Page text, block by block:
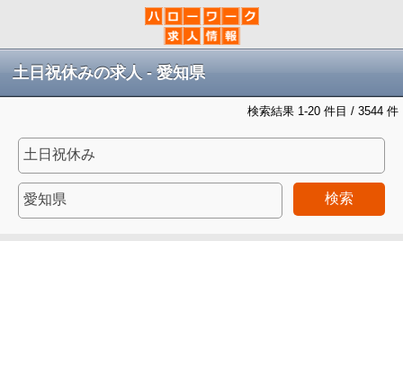
土日祝休みの求人 - 愛知県
検索結果 1-20 件目 / 3544 件
検索